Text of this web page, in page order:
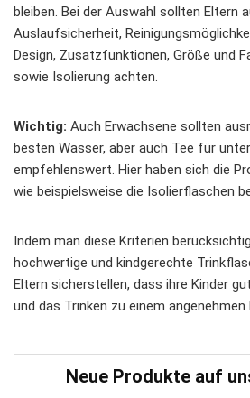
bleiben. Bei der Auswahl sollten Eltern
Auslaufsicherheit,
Design, Zusatzfunktionen, Größe und
sowie Isolierung achten.
Wichtig: Auch Erwachsene sollten
besten Wasser, aber auch Tee für
empfehlenswert. Hier haben sich die
wie beispielsweise die Isolierflaschen
Indem man diese Kriterien
hochwertige und kindgerechte
Eltern sicherstellen, dass ihre Kinder
und das Trinken zu einem angenehmen
Neue Produkte auf